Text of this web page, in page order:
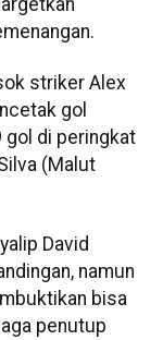
striker Alex
gol
gol di peringkat
(Malut
David
namun
bisa
penutup